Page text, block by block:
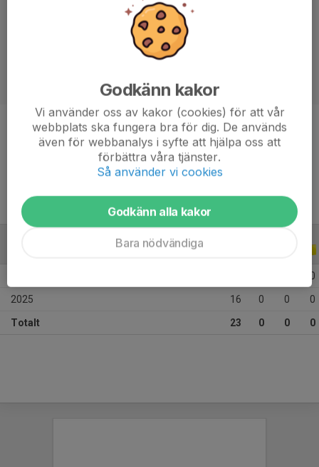
Position
-
10 år
ALLA ÅR
0
2025 16 0 0 0
Totalt 23 0 0 0
Godkänn kakor
Vi använder oss av kakor (cookies) för att vår
webbplats ska fungera bra för dig. De används
även för webbanalys i syfte att hjälpa oss att
förbättra våra tjänster.
Så använder vi cookies
Godkänn alla kakor
Bara nödvändiga